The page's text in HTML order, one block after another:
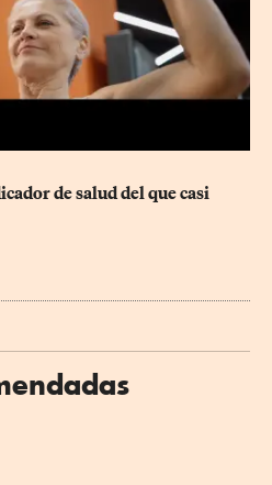
de salud del que casi